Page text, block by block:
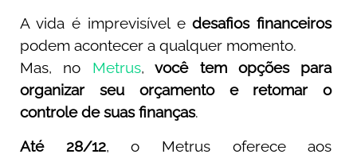
A vida é imprevisível edesafios financeiros
podem acontecer a qualquer momento.
Mas, no Metrus, você tem opções para
organizar seu orçamento e retomar o
controle de suas finanças.
Até 28/12, o Metrus oferece aos